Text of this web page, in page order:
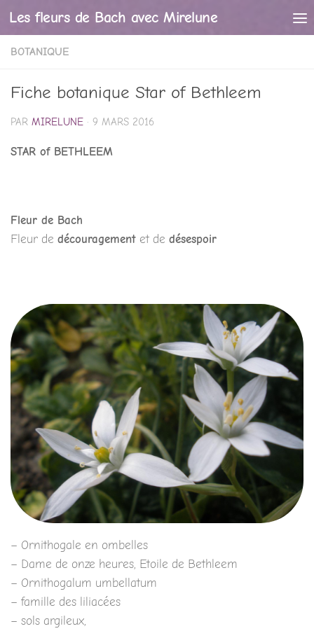
Skip to content
Les fleurs de Bach avec Mirelune
BOTANIQUE
Fiche botanique Star of Bethleem
PAR MIRELUNE · 9 MARS 2016
STAR of BETHLEEM
Fleur de Bach
Fleur de découragement et de désespoir
– Ornithogale en ombelles
– Dame de onze heures, Etoile de Bethleem
– Ornithogalum umbellatum
– famille des liliacées
– sols argileux,